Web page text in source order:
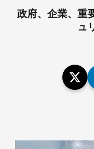
政府、企業、重
ュ